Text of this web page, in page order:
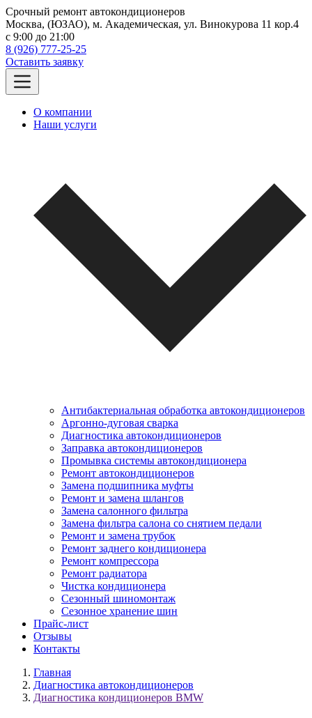
Срочный ремонт автокондиционеров
Москва, (ЮЗАО), м. Академическая, ул. Винокурова 11 кор.4
c 9:00 до 21:00
8 (926) 777-25-25
Оставить заявку
О компании
Наши услуги
Антибактериальная обработка автокондиционеров
Аргонно-дуговая сварка
Диагностика автокондиционеров
Заправка автокондиционеров
Промывка системы автокондиционера
Ремонт автокондиционеров
Замена подшипника муфты
Ремонт и замена шлангов
Замена салонного фильтра
Замена фильтра салона со снятием педали
Ремонт и замена трубок
Ремонт заднего кондиционера
Ремонт компрессора
Ремонт радиатора
Чистка кондиционера
Сезонный шиномонтаж
Сезонное хранение шин
Прайс-лист
Отзывы
Контакты
Главная
Диагностика автокондиционеров
Диагностика кондиционеров BMW